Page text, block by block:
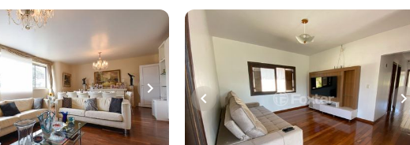
•3 banheiros •
• Edificio Mansao
R$
R$ 850.500,00
10
122m²•2 quartos•1 banheiro
1vaga
Casa